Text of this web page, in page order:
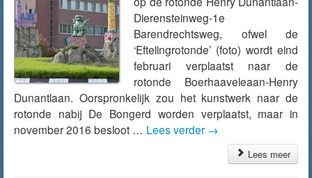
Dierensteinweg-1e
Barendrechtsweg, ofwel de
‘Eftelingrotonde’ (foto) wordt eind
februari verplaatst naar de
rotonde Boerhaaveleaan-Henry
Dunantlaan. Oorspronkelijk zou het kunstwerk naar de
rotonde nabij De Bongerd worden verplaatst, maar in
november 2016 besloot … Lees verder →
Lees meer